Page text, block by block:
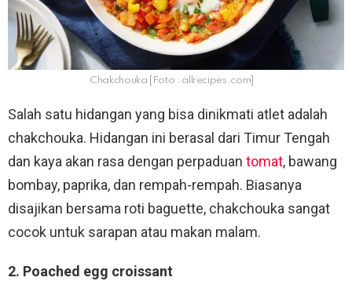
Chakchouka [Foto : allrecipes.com]
Salah satu hidangan yang bisa dinikmati atlet adalah
chakchouka. Hidangan ini berasal dari Timur Tengah
dan kaya akan rasa dengan perpaduan tomat, bawang
bombay, paprika, dan rempah-rempah. Biasanya
disajikan bersama roti baguette, chakchouka sangat
cocok untuk sarapan atau makan malam.
2. Poached egg croissant